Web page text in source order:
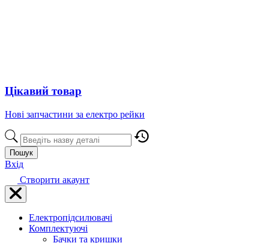
Цікавий товар
Нові запчастини за електро рейки
Пошук
Вхід
Створити акаунт
Електропідсилювачі
Комплектуючі
Бачки та кришки